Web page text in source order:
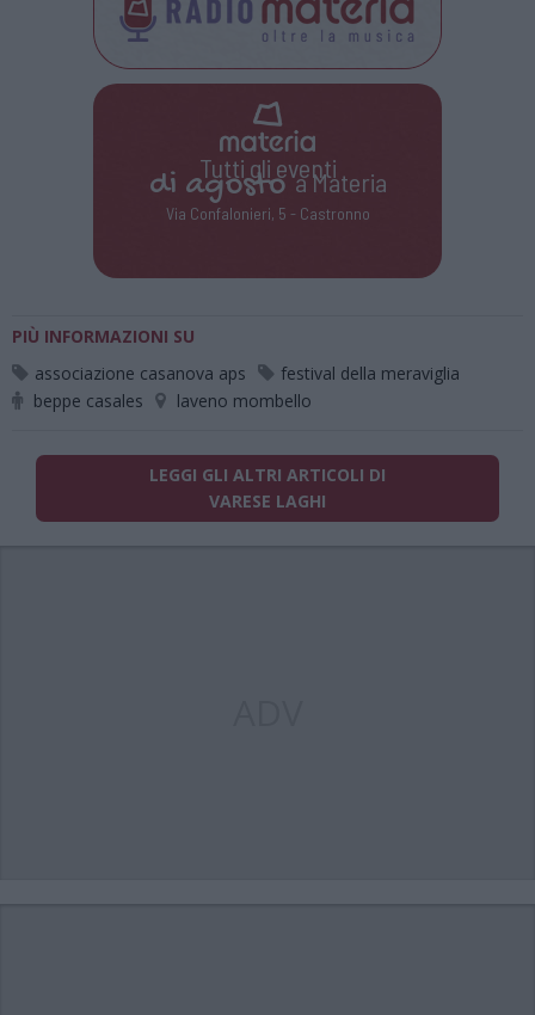
Tutti gli eventi
di agostoa Materia
Via Confalonieri, 5 - Castronno
PIÙ INFORMAZIONI SU
associazione casanova aps
festival della meraviglia
beppe casales
laveno mombello
LEGGI GLI ALTRI ARTICOLI DI
VARESE LAGHI